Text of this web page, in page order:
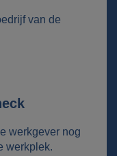
van de
werkgever nog
werkplek.